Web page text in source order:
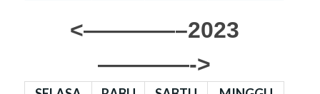
<————–2023
————->